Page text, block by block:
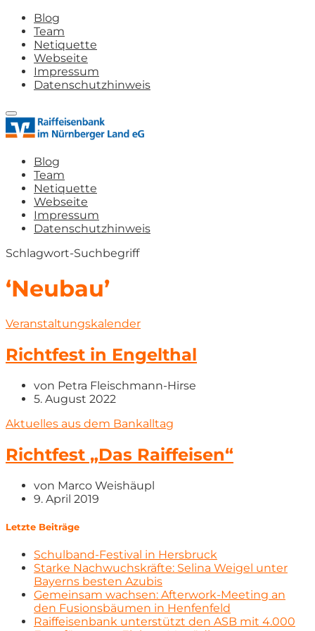
Blog
Team
Netiquette
Webseite
Impressum
Datenschutzhinweis
Blog
Team
Netiquette
Webseite
Impressum
Datenschutzhinweis
Schlagwort-Suchbegriff
‘Neubau’
Veranstaltungskalender
Richtfest in Engelthal
von Petra Fleischmann-Hirse
5. August 2022
Aktuelles aus dem Bankalltag
Richtfest „Das Raiffeisen“
von Marco Weishäupl
9. April 2019
Letzte Beiträge
Schulband-Festival in Hersbruck
Starke Nachwuchskräfte: Selina Weigel unter
Bayerns besten Azubis
Gemeinsam wachsen: Afterwork-Meeting an
den Fusionsbäumen in Henfenfeld
Raiffeisenbank unterstützt den ASB mit 4.000